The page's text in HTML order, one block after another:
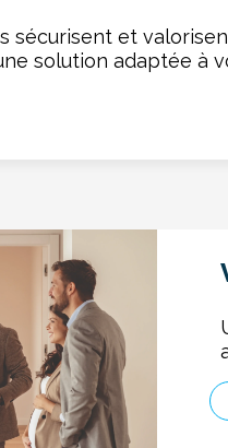
sécurisent et
solution adaptée à